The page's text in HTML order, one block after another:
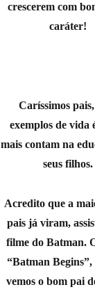
crescerem com
caráter!
Caríssimos pais,
exemplos de vida
mais contam na
seus filhos.
Acredito que a
pais já viram,
filme do Batman.
“Batman Begins”,
vemos o bom pai